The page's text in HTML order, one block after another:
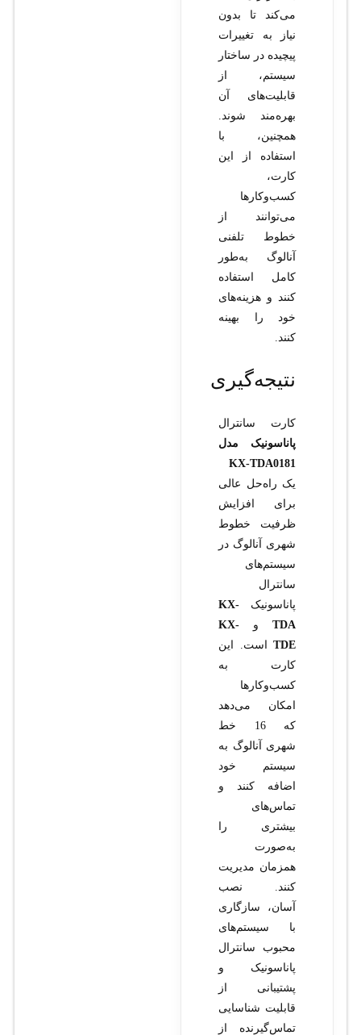
می‌کند تا بدون
نیاز به تغییرات
پیچیده در ساختار
سیستم، از
قابلیت‌های آن
بهره‌مند شوند.
همچنین، با
استفاده از این
کارت،
کسب‌وکارها
می‌توانند از
خطوط تلفنی
آنالوگ به‌طور
کامل استفاده
کنند و هزینه‌های
خود را بهینه
کنند.
نتیجه‌گیری
کارت سانترال
پاناسونیک مدل
KX-TDA0181
یک راه‌حل عالی
برای افزایش
ظرفیت خطوط
شهری آنالوگ در
سیستم‌های
سانترال
پاناسونیک KX-
TDAو KX-
TDEاست. این
کارت به
کسب‌وکارها
امکان می‌دهد
که 16 خط
شهری آنالوگ به
سیستم خود
اضافه کنند و
تماس‌های
بیشتری را
به‌صورت
همزمان مدیریت
کنند. نصب
آسان، سازگاری
با سیستم‌های
محبوب سانترال
پاناسونیک و
پشتیبانی از
قابلیت شناسایی
تماس‌گیرنده از